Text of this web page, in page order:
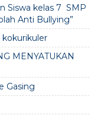
Siswa kelas 7 SMP
Anti Bullying”
kokurikuler
MENYATUKAN
Gasing